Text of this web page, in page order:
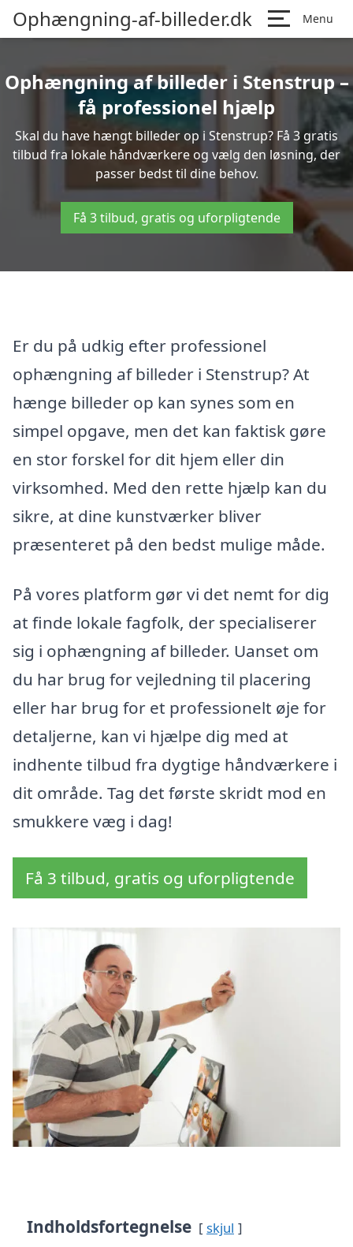
Ophængning-af-billeder.dk Menu
Ophængning af billeder i Stenstrup –
få professionel hjælp
Skal du have hængt billeder op i Stenstrup? Få 3 gratis
tilbud fra lokale håndværkere og vælg den løsning, der
passer bedst til dine behov.
Få 3 tilbud, gratis og uforpligtende
Er du på udkig efter professionel
ophængning af billeder i Stenstrup? At
hænge billeder op kan synes som en
simpel opgave, men det kan faktisk gøre
en stor forskel for dit hjem eller din
virksomhed. Med den rette hjælp kan du
sikre, at dine kunstværker bliver
præsenteret på den bedst mulige måde.
På vores platform gør vi det nemt for dig
at finde lokale fagfolk, der specialiserer
sig i ophængning af billeder. Uanset om
du har brug for vejledning til placering
eller har brug for et professionelt øje for
detaljerne, kan vi hjælpe dig med at
indhente tilbud fra dygtige håndværkere i
dit område. Tag det første skridt mod en
smukkere væg i dag!
Få 3 tilbud, gratis og uforpligtende
Indholdsfortegnelse skjul